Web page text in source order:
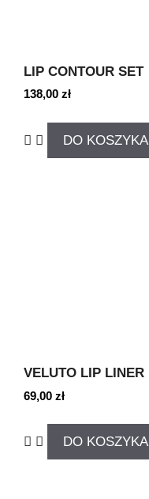
LIP CONTOUR SET
138,00 zł
DO KOSZYKA
VELUTO LIP LINER
69,00 zł
DO KOSZYKA